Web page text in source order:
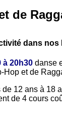
de
dans nos
à 20h30 danse
Hop et de
12 ans à 18
de 4 cours